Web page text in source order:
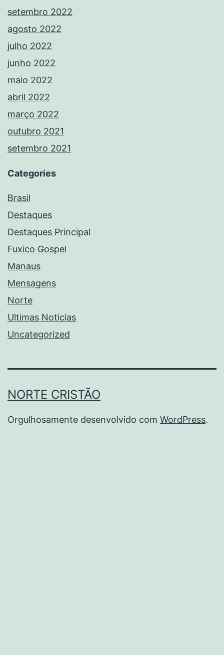
setembro 2022
agosto 2022
julho 2022
junho 2022
maio 2022
abril 2022
março 2022
outubro 2021
setembro 2021
Categories
Brasil
Destaques
Destaques Principal
Fuxico Gospel
Manaus
Mensagens
Norte
Ultimas Noticias
Uncategorized
NORTE CRISTÃO
Orgulhosamente desenvolvido com WordPress.